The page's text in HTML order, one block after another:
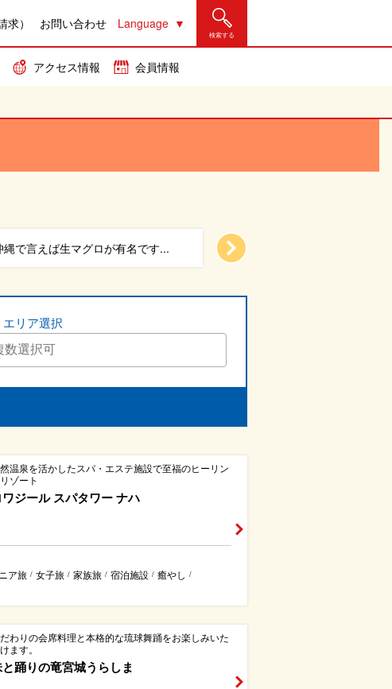
） お問い合わせ Language
検索する
アクセス情報 会員情報
ちむん通りは、気軽に行ける沖...
エリア選択
温泉を活かしたスパ・エステ施設で至福のヒーリン
ゾート
ワジール スパタワー ナハ
ア旅 / 女子旅 / 家族旅 / 宿泊施設 / 癒やし /
だわりの会席料理と本格的な琉球舞踊をお楽しみいた
ます。
踊りの竜宮城うらしま